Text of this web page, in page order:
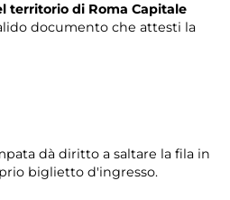
territorio di Roma Capitale
documento che attesti la
dà diritto a saltare la fila in
biglietto d'ingresso.